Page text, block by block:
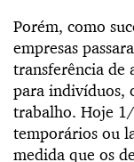
Porém, como
empresas
transferência de
para indivíduos,
trabalho. Hoje 1/
temporários ou
medida que os